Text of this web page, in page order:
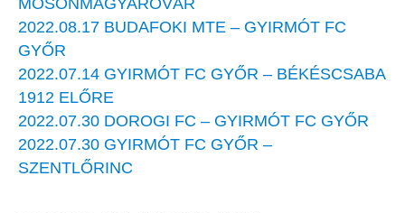
MOSONMAGYARÓVÁR
2022.08.17 BUDAFOKI MTE – GYIRMÓT FC
GYŐR
2022.07.14 GYIRMÓT FC GYŐR – BÉKÉSCSABA
1912 ELŐRE
2022.07.30 DOROGI FC – GYIRMÓT FC GYŐR
2022.07.30 GYIRMÓT FC GYŐR –
SZENTLŐRINC